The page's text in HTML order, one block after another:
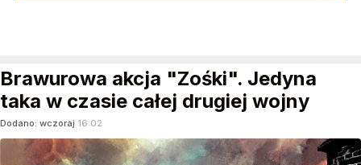
Brawurowa akcja "Zośki". Jedyna
taka w czasie całej drugiej wojny
Dodano: wczoraj 16:02